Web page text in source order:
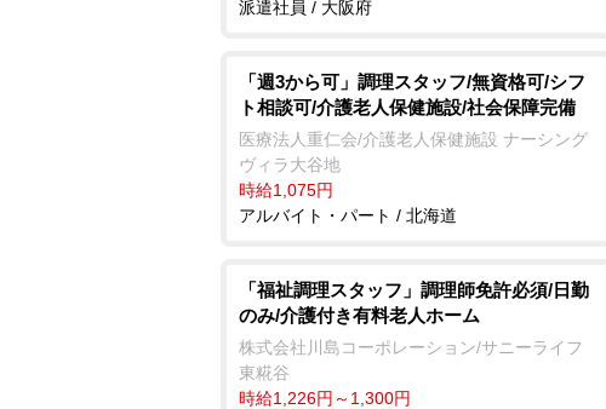
派遣社員 / 大阪府
「週3から可」調理スタッフ/無資格可/シフ
ト相談可/介護老人保健施設/社会保障完備
医療法人重仁会/介護老人保健施設 ナーシング
ヴィラ大谷地
時給1,075円
アルバイト・パート / 北海道
「福祉調理スタッフ」調理師免許必須/日勤
のみ/介護付き有料老人ホーム
株式会社川島コーポレーション/サニーライフ
東糀谷
時給1,226円～1,300円